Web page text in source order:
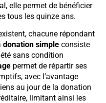
elle permet de bénéficier
tous les quinze ans.
chacune répondant
donation simple consiste
sans condition
permet de répartir ses
avec l’avantage
au jour de la donation
limitant ainsi les